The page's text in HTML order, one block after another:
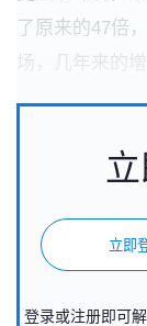
了原来的47倍
场，几年来的
立即
登录或注册即可